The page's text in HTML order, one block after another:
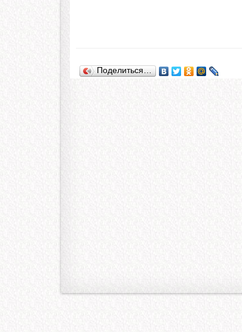
Поделиться…